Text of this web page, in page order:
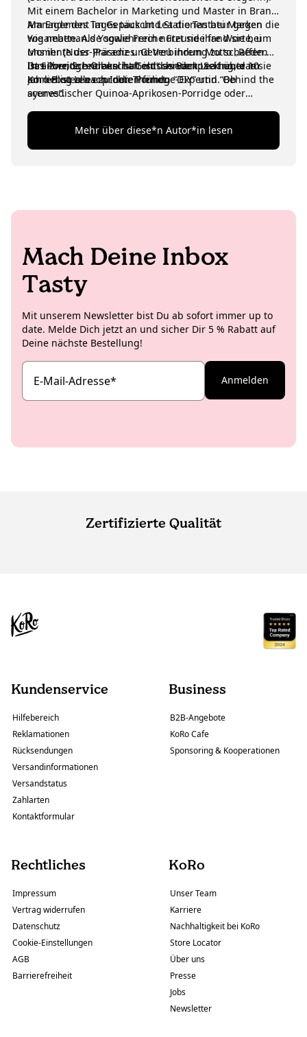
Mit einem Bachelor in Marketing und Master in Brand
Management im Gepäck und Stationen bei Marken
wie nebenan.de sowie Freche Freunde fand sie bei
uns ihr (Nuss-)Paradies. Getreu ihrem Motto „Reden
ist Silber, Schreiben ist Gold“ serviert Lea heute im
Koro Blog alles zu den Themen “DIY” und “Behind the
scenes”.
Am Ende des Tages tauscht Lea die Tastatur gegen die
Yogamatte. Als Yogalehrerin nutzt sie ihre Worte, um
Momente der Präsenz und Verbindung zu schaffen.
Ihre zweite Leidenschaft ist das Backpacking, das sie
am liebsten nach Indien führt.
Das Porridge-Orakel hat entschieden: Seit über 10
Jahren ist Lea erprobte Porridge-Expertin. Ob
ayurvedischer Quinoa-Aprikosen-Porridge oder
dich.“ Kein Wunder, dass unsere Nussmuse ihre
absolute Lieblingskategorie sind: Sie sind nun mal das
Mehr über diese*n Autor*in lesen
Mach Deine Inbox
Tasty
Mit unserem Newsletter bist Du ab sofort immer up to
date. Melde Dich jetzt an und sicher Dir 5 % Rabatt auf
Deine nächste Bestellung!
E-Mail-Adresse* Anmelden
Zertifizierte Qualität
Kundenservice
Hilfebereich
Reklamationen
Rücksendungen
Versandinformationen
Versandstatus
Zahlarten
Kontaktformular
Business
B2B-Angebote
KoRo Cafe
Sponsoring & Kooperationen
Rechtliches
Impressum
Vertrag widerrufen
Datenschutz
Cookie-Einstellungen
AGB
Barrierefreiheit
KoRo
Unser Team
Karriere
Nachhaltigkeit bei KoRo
Store Locator
Über uns
Presse
Jobs
Newsletter